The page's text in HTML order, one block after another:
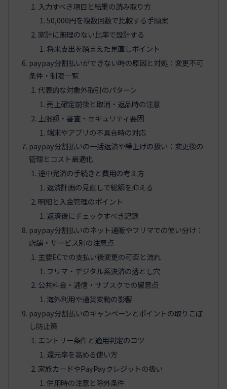
入力すべき項目と結果の読み取り方
50,000円を複数回数で比較する手順案
家計に無理のない比率で設計する
将来支出を踏まえた見直しポイント
paypay分割払いができない時の原因と対処：変更不可
条件・制限一覧
代表的な対象外取引のパターン
売上確定前後と取消・返品時の注意
上限額・審査・セキュリティ要因
端末やアプリの不具合時の対応
paypay分割払いの一括返済や繰上げの扱い：変更後の
管理とコスト最適化
途中完済の手続きと費用の考え方
返済計画の見直しで総額を抑える
明細と入金管理のポイント
返済後にチェックすべき記録
paypay分割払いのネット通販やフリマでの使い分け：
店舗・サービス別の注意点
主要ECでの支払い後変更の可否と流れ
フリマ・デジタル系決済の落とし穴
公共料金・通信・サブスクでの留意点
海外利用や通貨変動の影響
paypay分割払いのキャンペーンとポイントの取りこぼ
し防止策
エントリー条件と適用判定のコツ
還元率を高める使い方
家族カードやPayPayクレジットの扱い
併用時の注意と除外条件